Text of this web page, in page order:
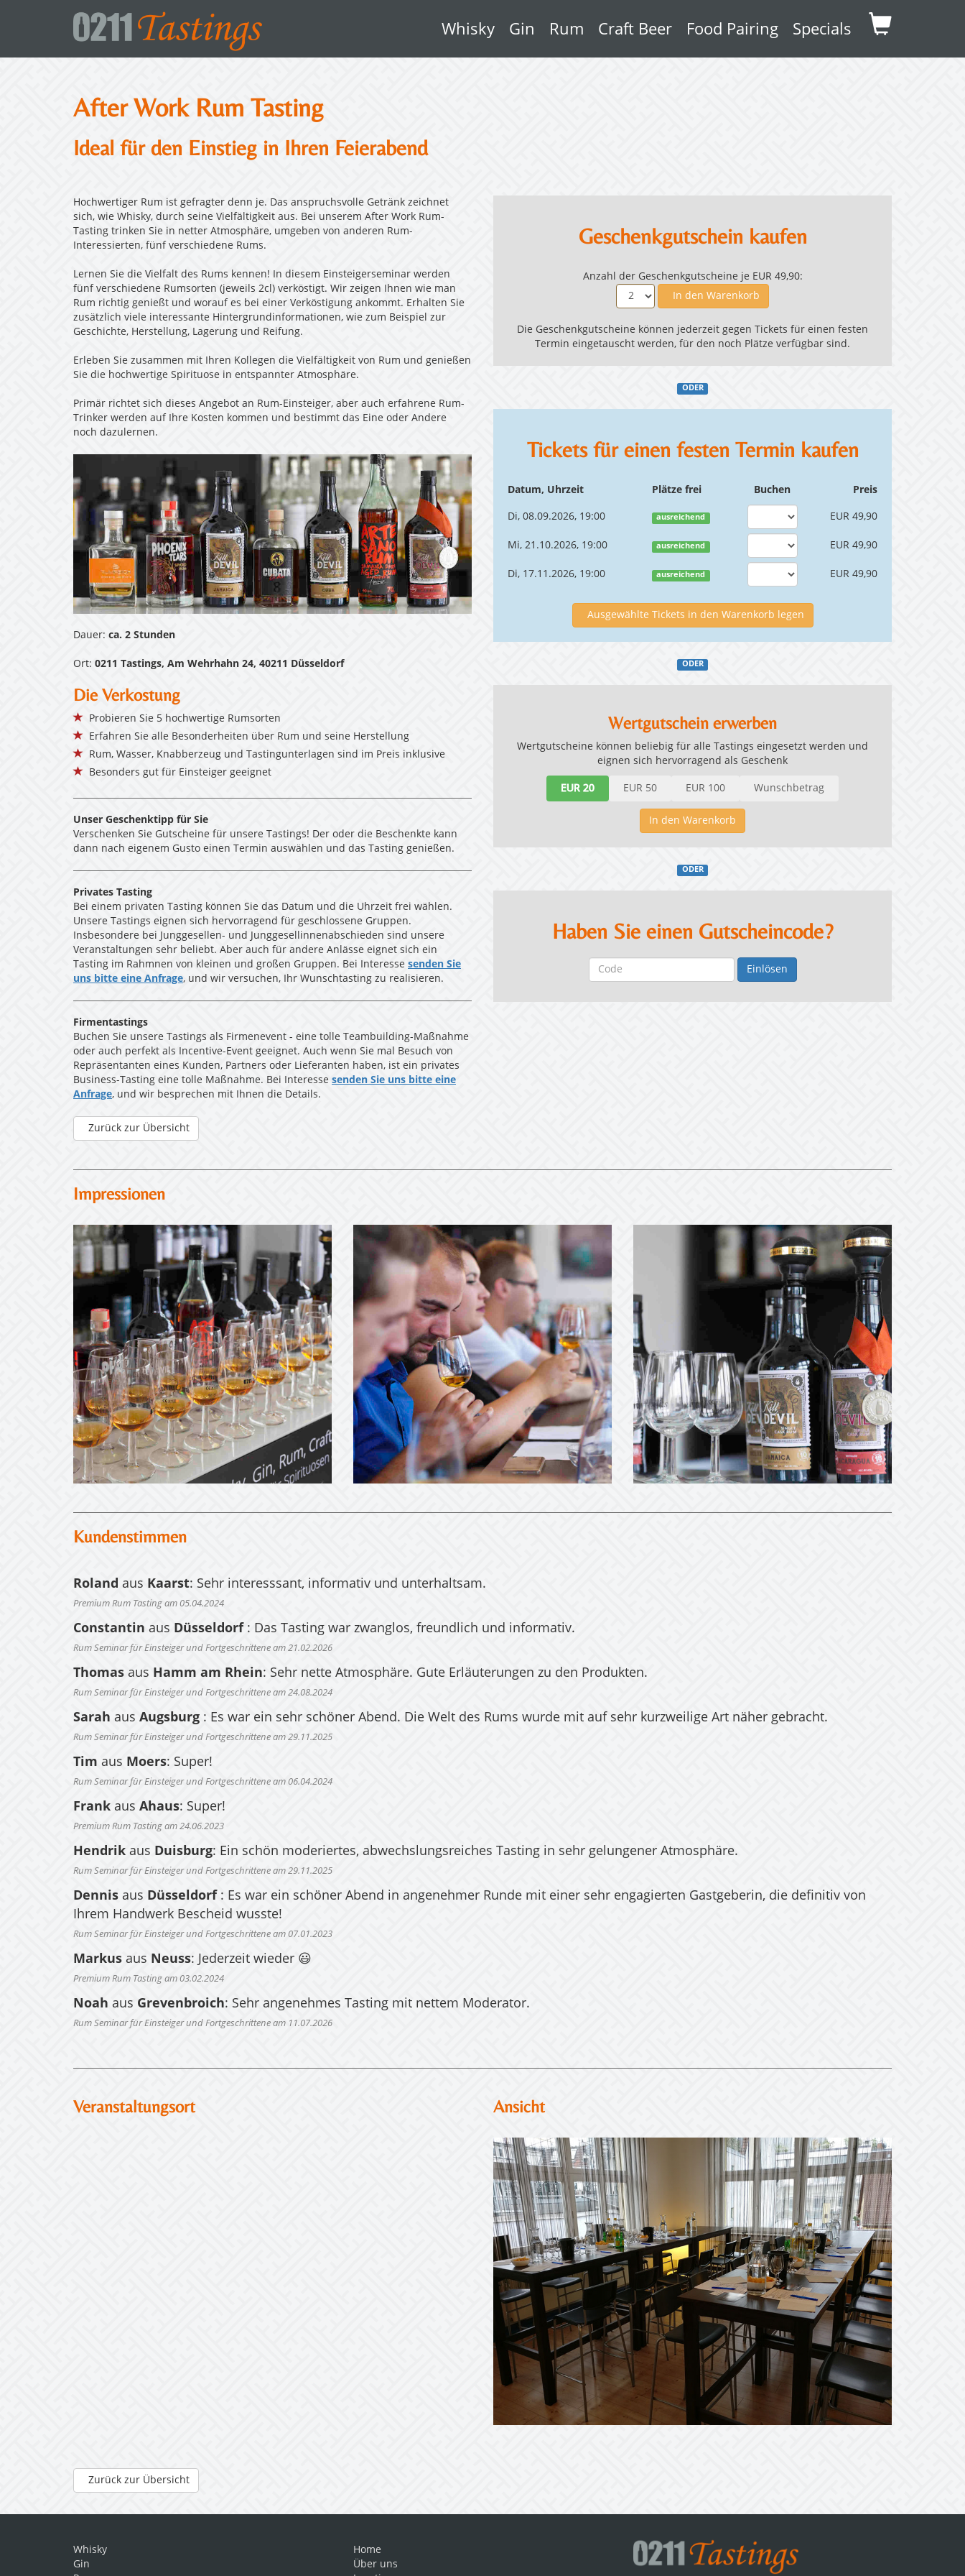
Whisky Gin Rum Craft Beer Food Pairing Specials
After Work Rum Tasting
Ideal für den Einstieg in Ihren Feierabend
Hochwertiger Rum ist gefragter denn je. Das anspruchsvolle Getränk zeichnet
sich, wie Whisky, durch seine Vielfältigkeit aus. Bei unserem After Work Rum-
Tasting trinken Sie in netter Atmosphäre, umgeben von anderen Rum-
Interessierten, fünf verschiedene Rums.
Lernen Sie die Vielfalt des Rums kennen! In diesem Einsteigerseminar werden
fünf verschiedene Rumsorten (jeweils 2cl) verköstigt. Wir zeigen Ihnen wie man
Rum richtig genießt und worauf es bei einer Verköstigung ankommt. Erhalten Sie
zusätzlich viele interessante Hintergrundinformationen, wie zum Beispiel zur
Geschichte, Herstellung, Lagerung und Reifung.
Erleben Sie zusammen mit Ihren Kollegen die Vielfältigkeit von Rum und genießen
Sie die hochwertige Spirituose in entspannter Atmosphäre.
Primär richtet sich dieses Angebot an Rum-Einsteiger, aber auch erfahrene Rum-
Trinker werden auf Ihre Kosten kommen und bestimmt das Eine oder Andere
noch dazulernen.
Dauer: ca. 2 Stunden
Ort: 0211 Tastings, Am Wehrhahn 24, 40211 Düsseldorf
Die Verkostung
Probieren Sie 5 hochwertige Rumsorten
Erfahren Sie alle Besonderheiten über Rum und seine Herstellung
Rum, Wasser, Knabberzeug und Tastingunterlagen sind im Preis inklusive
Besonders gut für Einsteiger geeignet
Unser Geschenktipp für Sie
Verschenken Sie Gutscheine für unsere Tastings! Der oder die Beschenkte kann
dann nach eigenem Gusto einen Termin auswählen und das Tasting genießen.
Privates Tasting
Bei einem privaten Tasting können Sie das Datum und die Uhrzeit frei wählen.
Unsere Tastings eignen sich hervorragend für geschlossene Gruppen.
Insbesondere bei Junggesellen- und Junggesellinnenabschieden sind unsere
Veranstaltungen sehr beliebt. Aber auch für andere Anlässe eignet sich ein
Tasting im Rahmnen von kleinen und großen Gruppen. Bei Interesse senden Sie
uns bitte eine Anfrage, und wir versuchen, Ihr Wunschtasting zu realisieren.
Firmentastings
Buchen Sie unsere Tastings als Firmenevent - eine tolle Teambuilding-Maßnahme
oder auch perfekt als Incentive-Event geeignet. Auch wenn Sie mal Besuch von
Repräsentanten eines Kunden, Partners oder Lieferanten haben, ist ein privates
Business-Tasting eine tolle Maßnahme. Bei Interesse senden Sie uns bitte eine
Anfrage, und wir besprechen mit Ihnen die Details.
Geschenkgutschein kaufen
Anzahl der Geschenkgutscheine je EUR 49,90:
In den Warenkorb
Die Geschenkgutscheine können jederzeit gegen Tickets für einen festen
Termin eingetauscht werden, für den noch Plätze verfügbar sind.
ODER
Tickets für einen festen Termin kaufen
Datum, Uhrzeit Plätze frei Buchen Preis
Di, 08.09.2026, 19:00 ausreichend EUR 49,90
Mi, 21.10.2026, 19:00 ausreichend EUR 49,90
Di, 17.11.2026, 19:00 ausreichend EUR 49,90
Ausgewählte Tickets in den Warenkorb legen
ODER
Wertgutschein erwerben
Wertgutscheine können beliebig für alle Tastings eingesetzt werden und
eignen sich hervorragend als Geschenk
EUR 20 EUR 50 EUR 100 Wunschbetrag
In den Warenkorb
ODER
Haben Sie einen Gutscheincode?
Zurück zur Übersicht
Impressionen
Kundenstimmen
Roland aus Kaarst: Sehr interesssant, informativ und unterhaltsam.
Premium Rum Tasting am 05.04.2024
Constantin aus Düsseldorf : Das Tasting war zwanglos, freundlich und informativ.
Rum Seminar für Einsteiger und Fortgeschrittene am 21.02.2026
Thomas aus Hamm am Rhein: Sehr nette Atmosphäre. Gute Erläuterungen zu den Produkten.
Rum Seminar für Einsteiger und Fortgeschrittene am 24.08.2024
Sarah aus Augsburg : Es war ein sehr schöner Abend. Die Welt des Rums wurde mit auf sehr kurzweilige Art näher gebracht.
Rum Seminar für Einsteiger und Fortgeschrittene am 29.11.2025
Tim aus Moers: Super!
Rum Seminar für Einsteiger und Fortgeschrittene am 06.04.2024
Frank aus Ahaus: Super!
Premium Rum Tasting am 24.06.2023
Hendrik aus Duisburg: Ein schön moderiertes, abwechslungsreiches Tasting in sehr gelungener Atmosphäre.
Rum Seminar für Einsteiger und Fortgeschrittene am 29.11.2025
Dennis aus Düsseldorf : Es war ein schöner Abend in angenehmer Runde mit einer sehr engagierten Gastgeberin, die definitiv von
Ihrem Handwerk Bescheid wusste!
Rum Seminar für Einsteiger und Fortgeschrittene am 07.01.2023
Markus aus Neuss: Jederzeit wieder 😃
Premium Rum Tasting am 03.02.2024
Noah aus Grevenbroich: Sehr angenehmes Tasting mit nettem Moderator.
Rum Seminar für Einsteiger und Fortgeschrittene am 11.07.2026
Veranstaltungsort Ansicht
Zurück zur Übersicht
Whisky
Gin
Home
Über uns